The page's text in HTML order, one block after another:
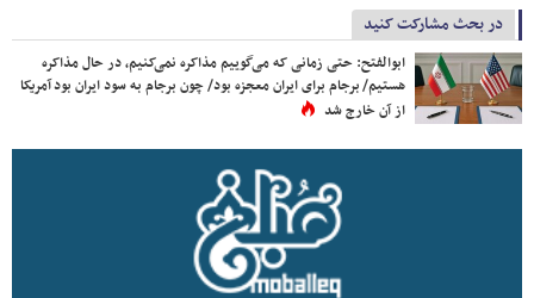
در بحث مشارکت کنید
ابوالفتح: حتی زمانی که می‌گوییم مذاکره نمی‌کنیم، در حال مذاکره
هستیم/ برجام برای ایران معجزه بود/ چون برجام به سود ایران بود آمریکا
از آن خارج شد